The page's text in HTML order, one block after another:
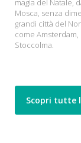
magia del Natale,
Mosca, senza
grandi città del
come Amsterdam,
Stoccolma.
Scopri tutte